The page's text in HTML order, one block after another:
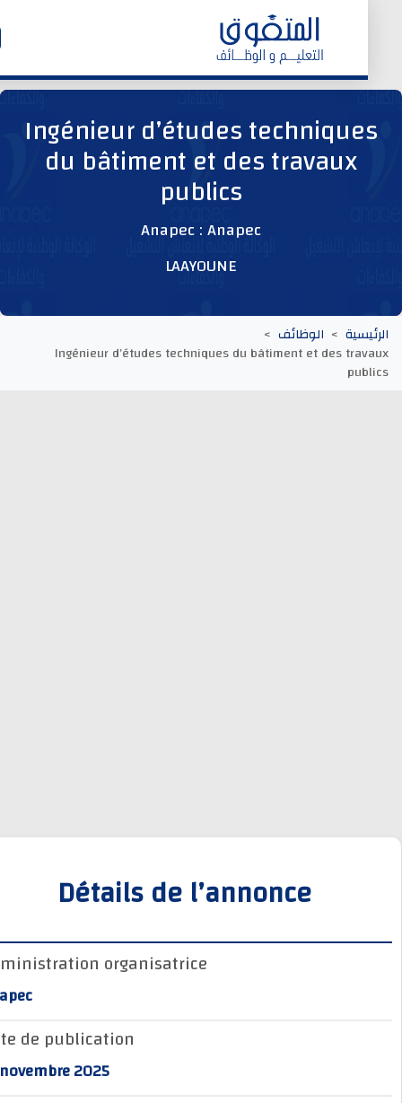
وظائف اليوم
وظائف المؤسسات و المقاولات العمومية
وظائف مصالح الدولة
Ingénieur d’études
du bâtiment et des travaux
publics
Anapec : Anapec
LAAYOUNE
الوظائف
Ingénieur d’études techniques du bâtiment et des
Détails de l’annonce
Administration organisatrice
Anapec
Date de publication
17 novembre 2025